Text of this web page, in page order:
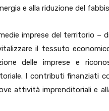
e alla riduzione del
imprese del territorio –
il tessuto
delle imprese e
I contributi finanziati
attività imprenditoriali e